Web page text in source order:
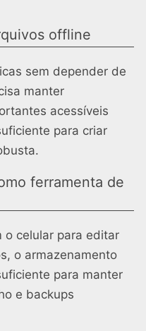
offline
sem depender de
manter
acessíveis
para criar
ferramenta de
o celular para editar
o armazenamento
para manter
e backups